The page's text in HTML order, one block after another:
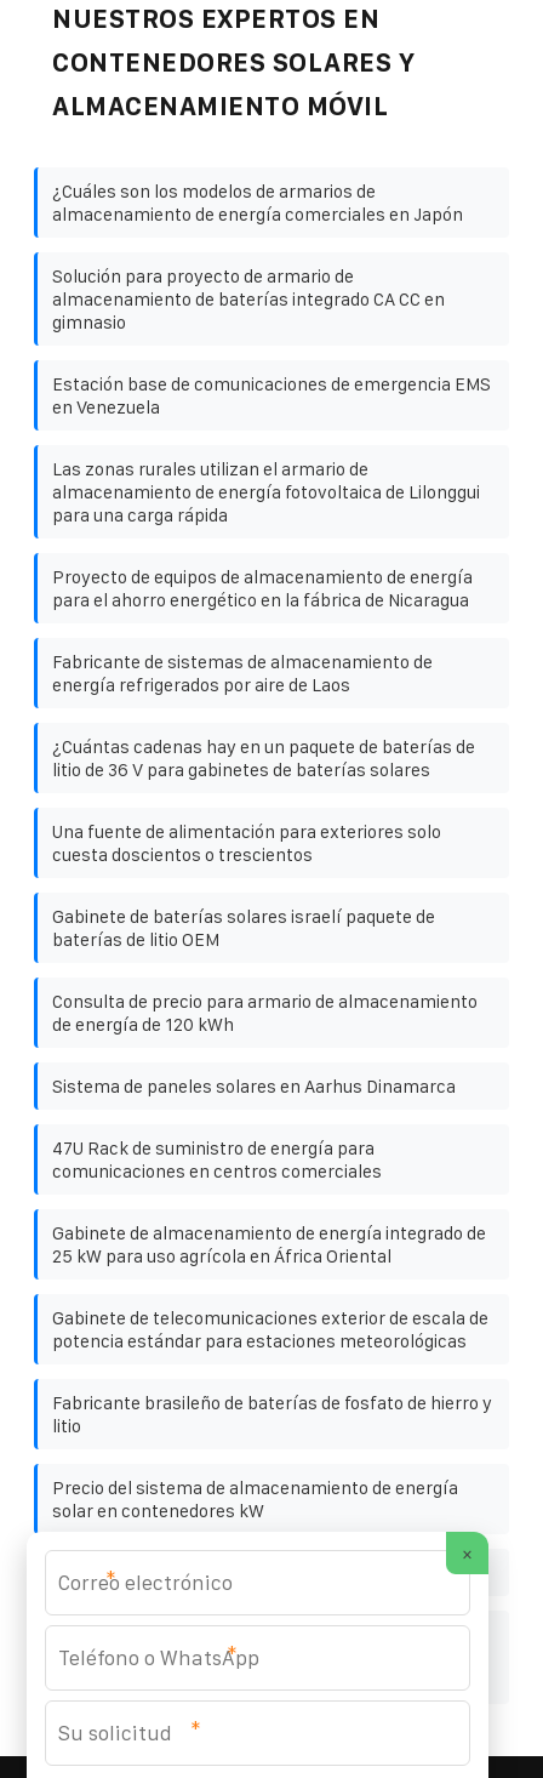
NUESTROS EXPERTOS EN
CONTENEDORES SOLARES Y
ALMACENAMIENTO MÓVIL
¿Cuáles son los modelos de armarios de
almacenamiento de energía comerciales en Japón
Solución para proyecto de armario de
almacenamiento de baterías integrado CA CC en
gimnasio
Estación base de comunicaciones de emergencia EMS
en Venezuela
Las zonas rurales utilizan el armario de
almacenamiento de energía fotovoltaica de Lilonggui
para una carga rápida
Proyecto de equipos de almacenamiento de energía
para el ahorro energético en la fábrica de Nicaragua
Fabricante de sistemas de almacenamiento de
energía refrigerados por aire de Laos
¿Cuántas cadenas hay en un paquete de baterías de
litio de 36 V para gabinetes de baterías solares
Una fuente de alimentación para exteriores solo
cuesta doscientos o trescientos
Gabinete de baterías solares israelí paquete de
baterías de litio OEM
Consulta de precio para armario de almacenamiento
de energía de 120 kWh
Sistema de paneles solares en Aarhus Dinamarca
47U Rack de suministro de energía para
comunicaciones en centros comerciales
Gabinete de almacenamiento de energía integrado de
25 kW para uso agrícola en África Oriental
Gabinete de telecomunicaciones exterior de escala de
potencia estándar para estaciones meteorológicas
Fabricante brasileño de baterías de fosfato de hierro y
litio
Precio del sistema de almacenamiento de energía
solar en contenedores kW
Generador de contenedores de Sudáfrica
energía para baterías de litio con clasificación IP65
×
*
*
*